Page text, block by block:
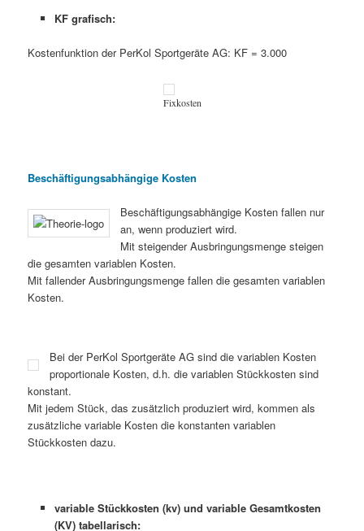
KF grafisch:
Kostenfunktion der PerKol Sportgeräte AG: KF = 3.000
Fixkosten
Beschäftigungsabhängige Kosten
Beschäftigungsabhängige Kosten fallen nur
an, wenn produziert wird.
Mit steigender Ausbringungsmenge steigen
die gesamten variablen Kosten.
Mit fallender Ausbringungsmenge fallen die gesamten variablen
Kosten.
Bei der PerKol Sportgeräte AG sind die variablen Kosten
proportionale Kosten, d.h. die variablen Stückkosten sind
konstant.
Mit jedem Stück, das zusätzlich produziert wird, kommen als
zusätzliche variable Kosten die konstanten variablen
Stückkosten dazu.
variable Stückkosten (kv) und variable Gesamtkosten
(KV) tabellarisch: